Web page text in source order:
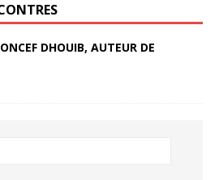
DHOUIB, AUTEUR DE